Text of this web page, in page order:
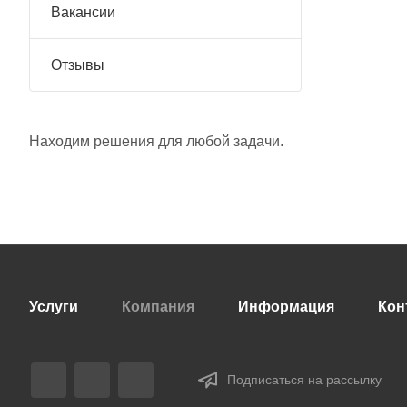
Вакансии
Отзывы
Находим решения для любой задачи.
Услуги Компания Информация
Подписаться на рассылку